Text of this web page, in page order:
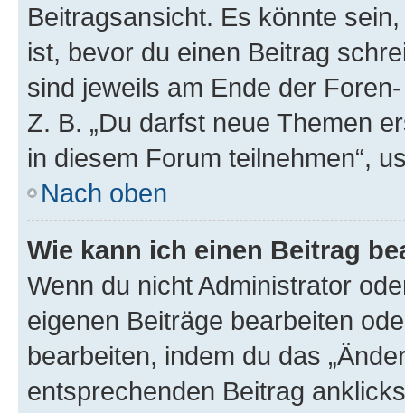
Beitragsansicht. Es könnte
ist, bevor du einen Beitrag
sind jeweils am Ende der
Z. B. „Du darfst neue Themen
in diesem Forum teilnehmen“,
Nach oben
Wie kann ich einen Beitrag
Wenn du nicht Administrator
eigenen Beiträge bearbeiten
bearbeiten, indem du das
entsprechenden Beitrag